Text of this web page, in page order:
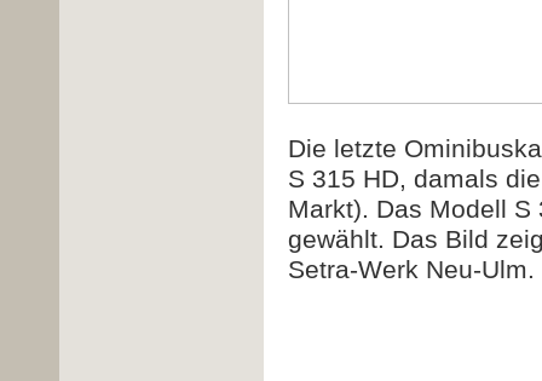
Die letzte
S 315 HD, damals
Markt). Das Modell
gewählt. Das Bild
Setra-Werk Neu-